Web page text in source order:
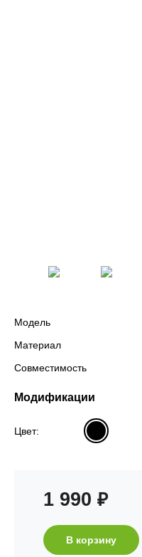
Модель
Материал
Совместимость
Модификации
Цвет:
1 990 ₽
В корзину